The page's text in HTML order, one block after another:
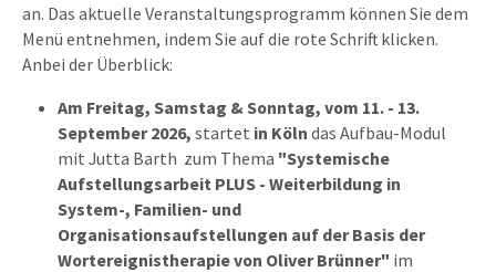
an. Das aktuelle Veranstaltungsprogramm können Sie dem
Menü entnehmen, indem Sie auf die rote Schrift klicken.
Anbei der Überblick:
Am Freitag, Samstag & Sonntag, vom 11. - 13.
September 2026, startet in Köln das Aufbau-Modul
mit Jutta Barth zum Thema "Systemische
Aufstellungsarbeit PLUS - Weiterbildung in
System-, Familien- und
Organisationsaufstellungen auf der Basis der
Wortereignistherapie von Oliver Brünner" im